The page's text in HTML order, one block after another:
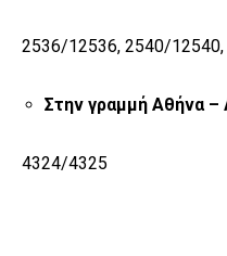
2536/12536, 2540/
Στην γραμμή Αθήνα –
4324/4325